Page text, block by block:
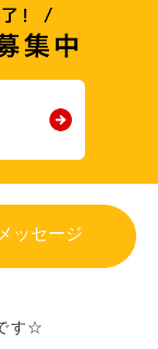
ッセージ
す☆